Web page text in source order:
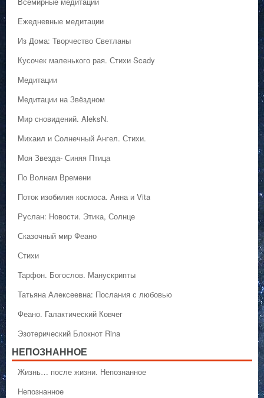
Ежедневные медитации
Из Дома: Творчество Светланы
Кусочек маленького рая. Стихи Scady
Медитации
Медитации на Звёздном
Мир сновидений. AleksN.
Михаил и Солнечный Ангел. Стихи.
Моя Звезда- Синяя Птица
По Волнам Времени
Поток изобилия космоса. Анна и Vita
Руслан: Новости. Этика, Солнце
Сказочный мир Феано
Стихи
Тарфон. Богослов. Манускрипты
Татьяна Алексеевна: Послания с любовью
Феано. Галактический Ковчег
Эзотерический Блокнот Rina
НЕПОЗНАННОЕ
Жизнь… после жизни. Непознанное
Непознанное